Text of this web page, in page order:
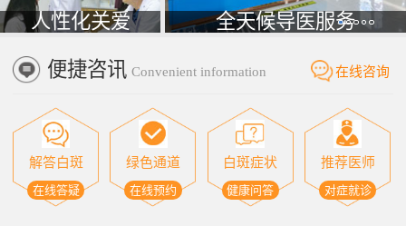
人性化关爱 全天候导医服务
便捷咨讯 Convenient information 在线咨询
解答白斑
在线答疑
绿色通道
在线预约
白斑症状
健康问答
推荐医师
对症就诊